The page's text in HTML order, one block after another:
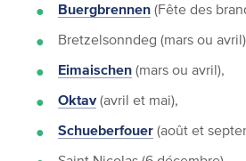
Buergbrennen (Fête des
Bretzelsonndeg (mars ou
Eimaischen (mars ou avril),
Oktav(avril et mai),
Schueberfouer (août et